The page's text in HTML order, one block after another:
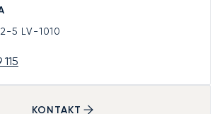
5 LV-1010
KONTAKT